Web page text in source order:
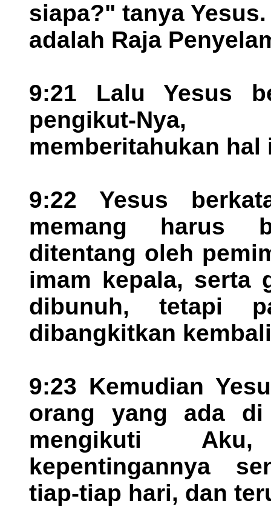
siapa?" tanya
adalah Raja
9:21 Lalu Yesus
pengikut-Nya,
memberitahukan
9:22 Yesus
memang harus
ditentang oleh
imam kepala, serta
dibunuh, tetapi
dibangkitkan
9:23 Kemudian
orang yang ada
mengikuti
kepentingannya
tiap-tiap hari, dan